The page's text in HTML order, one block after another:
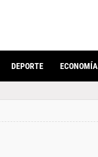
DEPORTE ECONOMÍA